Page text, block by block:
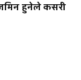
हुनेले कसरी